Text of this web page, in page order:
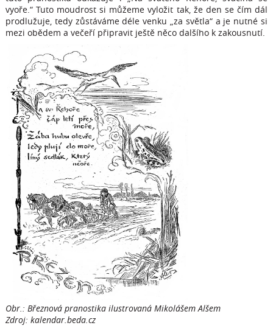
vyoře.“ Tuto moudrost si můžeme vyložit tak, že den se čím dál
prodlužuje, tedy zůstáváme déle venku „za světla“ a je nutné si
mezi obědem a večeří připravit ještě něco dalšího k zakousnutí.
Obr.: Březnová pranostika ilustrovaná Mikolášem Alšem
Zdroj: kalendar.beda.cz